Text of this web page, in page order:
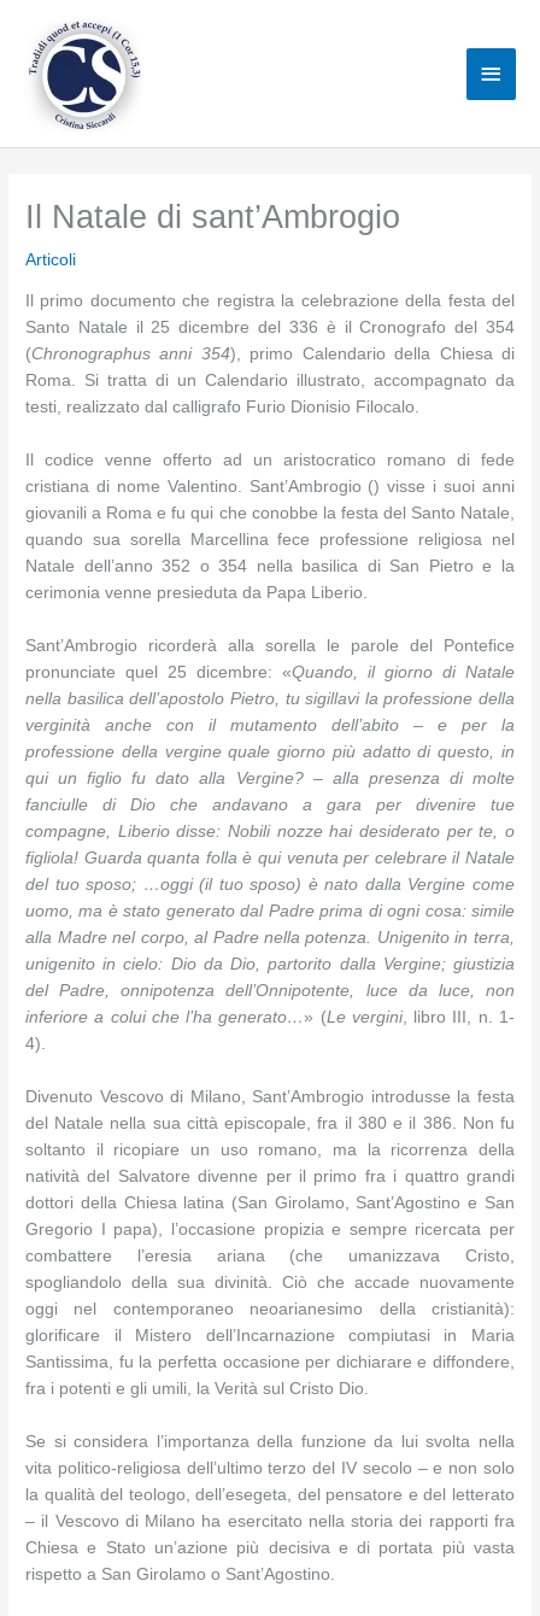
contenuto
Il Natale di sant’Ambrogio
Articoli
Il primo documento che registra la celebrazione della festa del
Santo Natale il 25 dicembre del 336 è il Cronografo del 354
(Chronographus anni 354), primo Calendario della Chiesa di
Roma. Si tratta di un Calendario illustrato, accompagnato da
testi, realizzato dal calligrafo Furio Dionisio Filocalo.
Il codice venne offerto ad un aristocratico romano di fede
cristiana di nome Valentino. Sant’Ambrogio () visse i suoi anni
giovanili a Roma e fu qui che conobbe la festa del Santo Natale,
quando sua sorella Marcellina fece professione religiosa nel
Natale dell’anno 352 o 354 nella basilica di San Pietro e la
cerimonia venne presieduta da Papa Liberio.
Sant’Ambrogio ricorderà alla sorella le parole del Pontefice
pronunciate quel 25 dicembre: «Quando, il giorno di Natale
nella basilica dell’apostolo Pietro, tu sigillavi la professione della
verginità anche con il mutamento dell’abito – e per la
professione della vergine quale giorno più adatto di questo, in
qui un figlio fu dato alla Vergine? – alla presenza di molte
fanciulle di Dio che andavano a gara per divenire tue
compagne, Liberio disse: Nobili nozze hai desiderato per te, o
figliola! Guarda quanta folla è qui venuta per celebrare il Natale
del tuo sposo; …oggi (il tuo sposo) è nato dalla Vergine come
uomo, ma è stato generato dal Padre prima di ogni cosa: simile
alla Madre nel corpo, al Padre nella potenza. Unigenito in terra,
unigenito in cielo: Dio da Dio, partorito dalla Vergine; giustizia
del Padre, onnipotenza dell’Onnipotente, luce da luce, non
inferiore a colui che l’ha generato… » (Le vergini, libro III, n. 1-
4).
Divenuto Vescovo di Milano, Sant’Ambrogio introdusse la festa
del Natale nella sua città episcopale, fra il 380 e il 386. Non fu
soltanto il ricopiare un uso romano, ma la ricorrenza della
natività del Salvatore divenne per il primo fra i quattro grandi
dottori della Chiesa latina (San Girolamo, Sant’Agostino e San
Gregorio I papa), l’occasione propizia e sempre ricercata per
combattere l’eresia ariana (che umanizzava Cristo,
spogliandolo della sua divinità. Ciò che accade nuovamente
oggi nel contemporaneo neoarianesimo della cristianità):
glorificare il Mistero dell’Incarnazione compiutasi in Maria
Santissima, fu la perfetta occasione per dichiarare e diffondere,
fra i potenti e gli umili, la Verità sul Cristo Dio.
Se si considera l’importanza della funzione da lui svolta nella
vita politico-religiosa dell’ultimo terzo del IV secolo – e non solo
la qualità del teologo, dell’esegeta, del pensatore e del letterato
– il Vescovo di Milano ha esercitato nella storia dei rapporti fra
Chiesa e Stato un’azione più decisiva e di portata più vasta
rispetto a San Girolamo o Sant’Agostino.